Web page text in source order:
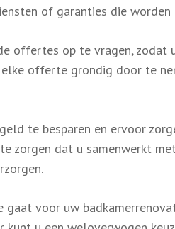
of garanties die worden
offertes op te vragen, zodat
offerte grondig door te
te besparen en ervoor
zorgen dat u samenwerkt
voor uw